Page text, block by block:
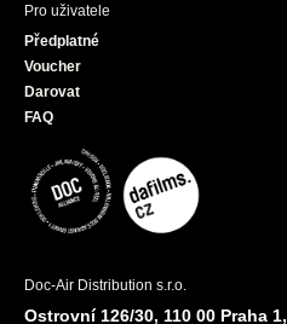
Pro uživatele
Předplatné
Voucher
Darovat
FAQ
Doc-Air Distribution s.r.o.
Ostrovní 126/30, 110 00 Praha 1,